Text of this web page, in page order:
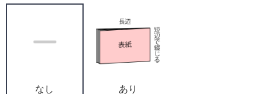
なし あり